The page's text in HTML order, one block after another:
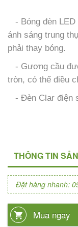
- Bóng đèn LED
ánh sáng trung
phải thay bóng.
- Gương cầu
tròn, có thể điều
- Đèn Clar điện
THÔNG TIN
Đặt hàng nhanh:
Mua ngay